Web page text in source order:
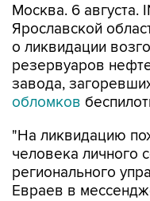
Москва. 6 августа.
Ярославской
о ликвидации
резервуаров
завода,
обломков
"На ликвидацию
человека личного
регионального
Евраев в